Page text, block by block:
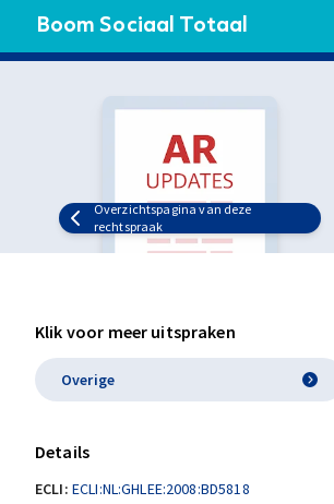
Boom Sociaal Totaal
Overzichtspagina van deze
rechtspraak
Klik voor meer uitspraken
Overige
Details
ECLI: ECLI:NL:GHLEE:2008:BD5818